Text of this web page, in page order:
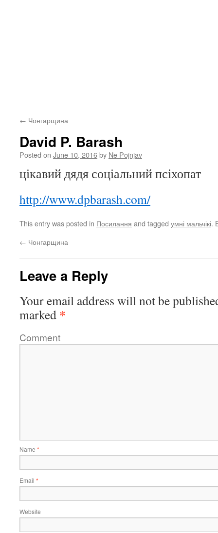
← Чонгарщина
David P. Barash
Posted on June 10, 2016by Ne Pojnjav
цікавий дядя соціальний псіхопат
http://www.dpbarash.com/
This entry was posted in Посилання and tagged умні мальчікі.
← Чонгарщина
Leave a Reply
Your email address will not be
marked *
Comment
Name *
Email *
Website